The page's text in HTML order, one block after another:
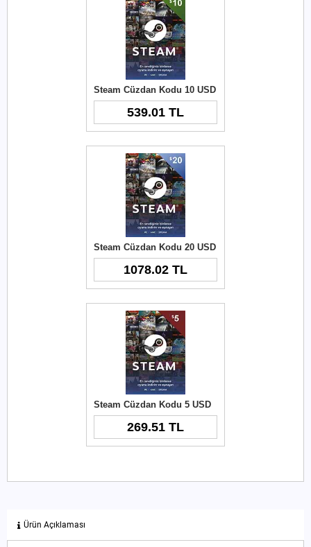
Steam Cüzdan Kodu 10 USD
539.01 TL
Steam Cüzdan Kodu 20 USD
1078.02 TL
Steam Cüzdan Kodu 5 USD
269.51 TL
Ürün Açıklaması